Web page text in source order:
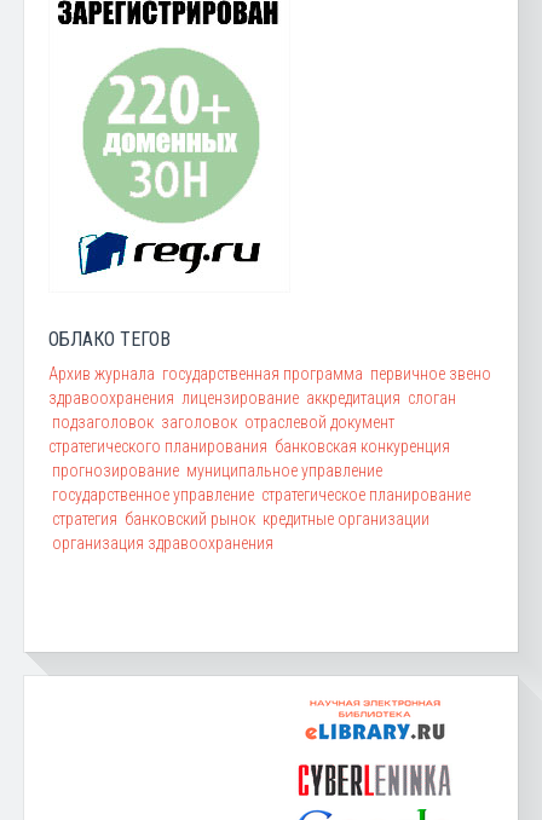
ОБЛАКО ТЕГОВ
Архив журнала государственная программа первичное звено
здравоохранения лицензирование аккредитация слоган
подзаголовок заголовок отраслевой документ
стратегического планирования банковская конкуренция
прогнозирование муниципальное управление
государственное управление стратегическое планирование
стратегия банковский рынок кредитные организации
организация здравоохранения